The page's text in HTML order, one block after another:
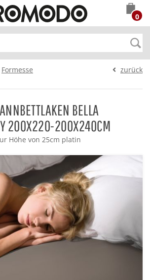
0
Formesse zurück
BELLA
200X220-200X240CM
Höhe von 25cm platin